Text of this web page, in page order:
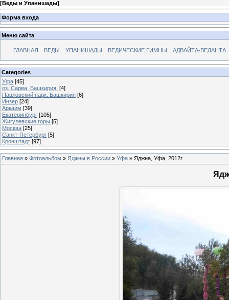
[Веды и Упанишады]
Форма входа
Меню сайта
ГЛАВНАЯ ВЕДЫ УПАНИШАДЫ ВЕДИЧЕСКИЕ ГИМНЫ АДВАЙТА-ВЕДАНТА
Categories
Уфа [45]
оз. Сарва. Башкирия. [4]
Павловский парк. Башкирия [6]
Инзер [24]
Аркаим [39]
Екатеринбург [105]
Жигулевские горы [5]
Москва [25]
Санкт-Петербург [5]
Кронштадт [97]
Главная » Фотоальбом » Яджны в России » Уфа » Яджна, Уфа, 2012г.